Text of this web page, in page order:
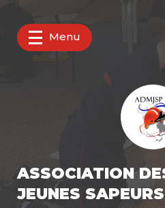
Menu
ASSOCIATION
JEUNES